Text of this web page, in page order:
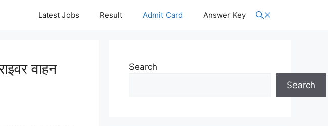
Latest Jobs Result Admit Card Answer Key
वाहन
Search
Search